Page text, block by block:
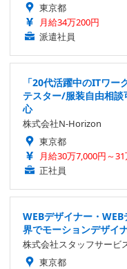
東京都
月給34万200円
派遣社員
「20代活躍中のITワ
テスター/服装自由相
心
株式会社N-Horizon
東京都
月給30万7,000円～
正社員
WEBデザイナー・
界でモーションデザイ
株式会社スタッフサービ
東京都